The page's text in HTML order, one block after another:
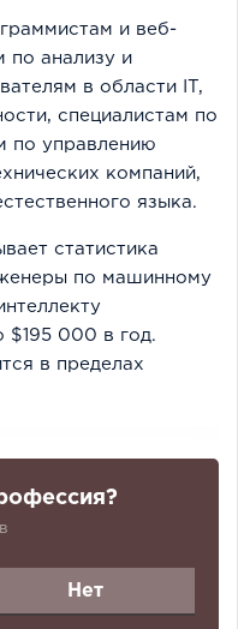
и веб-
по анализу и
в области IT,
специалистам по
по управлению
компаний,
языка.
статистика
по машинному
$195 000 в год.
в пределах
Нет